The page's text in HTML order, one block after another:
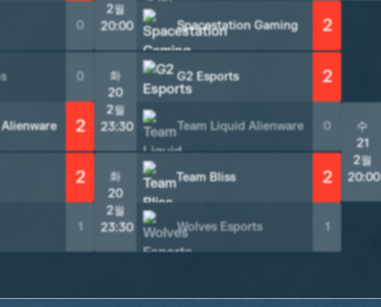
0
0
2
2
1
2월
20:00
Spacestation Gaming 2
화
20
2월
23:30
G2 Esports 2
Team Liquid Alienware 0
화
20
2월
23:30
Team Bliss 2
Wolves Esports 1
수
21
2월
20:00